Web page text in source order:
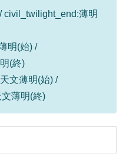
civil_twilight_end:薄明
明(始) /
(終)
文薄明(始) /
薄明(終)